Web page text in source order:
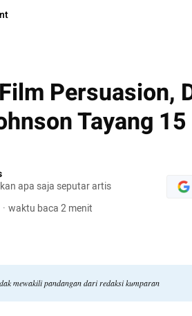
Persuasion,
Tayang
apa saja seputar artis
· waktu baca 2 menit
mewakili pandangan dari redaksi kumparan